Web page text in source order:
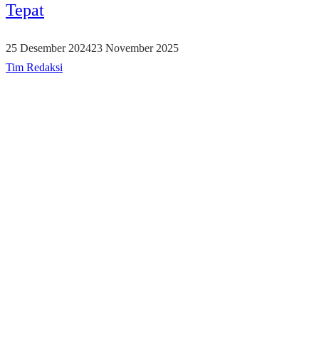
Tepat
25 Desember 202423 November 2025
Tim Redaksi